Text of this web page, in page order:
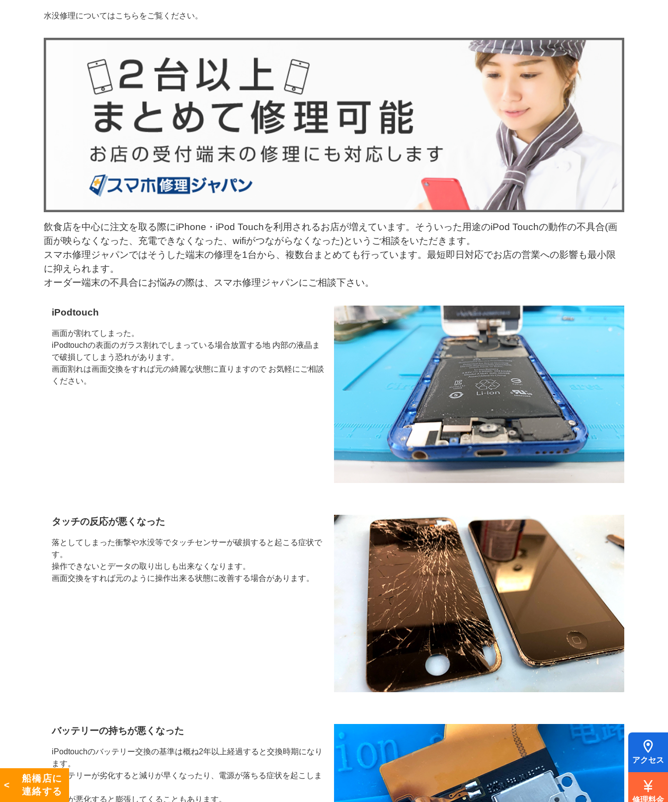
水没修理についてはこちらをご覧ください。
飲食店を中心に注文を取る際にiPhone・iPod Touchを利用されるお店が増えています。そういった用途のiPod Touchの動作の不具合(画
面が映らなくなった、充電できなくなった、wifiがつながらなくなった)というご相談をいただきます。
スマホ修理ジャパンではそうした端末の修理を1台から、複数台まとめても行っています。最短即日対応でお店の営業への影響も最小限
に抑えられます。
オーダー端末の不具合にお悩みの際は、スマホ修理ジャパンにご相談下さい。
iPodtouch
画面が割れてしまった。
iPodtouchの表面のガラス割れでしまっている場合放置する地 内部の液晶ま
で破損してしまう恐れがあります。
画面割れは画面交換をすれば元の綺麗な状態に直りますので お気軽にご相談
ください。
タッチの反応が悪くなった
落としてしまった衝撃や水没等でタッチセンサーが破損すると起こる症状で
す。
操作できないとデータの取り出しも出来なくなります。
画面交換をすれば元のように操作出来る状態に改善する場合があります。
バッテリーの持ちが悪くなった
iPodtouchのバッテリー交換の基準は概ね2年以上経過すると交換時期になり
ます。
バッテリーが劣化すると減りが早くなったり、電源が落ちる症状を起こしま
す。
症状が悪化すると膨張してくることもあります。
船橋店に
連絡する
アクセス
修理料金